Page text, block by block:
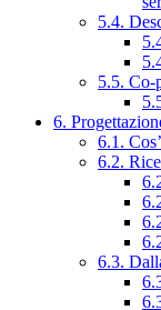
5.4.
5.5. Co-
6.
6.1.
6.2.
6.3.